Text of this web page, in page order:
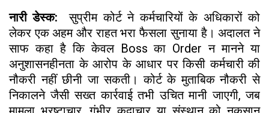
नारी डेस्क:सुप्रीम कोर्ट ने कर्मचारियों के अधिकारों को
लेकर एक अहम और राहत भरा फैसला सुनाया है। अदालत ने
साफ कहा है कि केवल Boss का Order न मानने या
अनुशासनहीनता के आरोप के आधार पर किसी कर्मचारी की
नौकरी नहीं छीनी जा सकती। कोर्ट के मुताबिक नौकरी से
निकालने जैसी सख्त कार्रवाई तभी उचित मानी जाएगी, जब